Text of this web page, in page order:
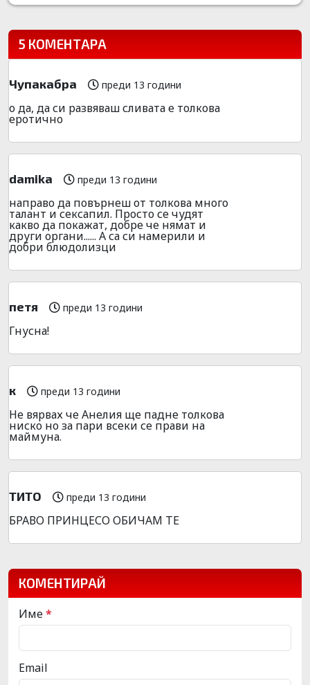
5 КОМЕНТАРА
Чупакабра преди 13 години
о да, да си развяваш сливата е толкова
еротично
damika преди 13 години
направо да повърнеш от толкова много
талант и сексапил. Просто се чудят
какво да покажат, добре че нямат и
други органи...... А са си намерили и
добри блюдолизци
петя преди 13 години
Гнусна!
к преди 13 години
Не вярвах че Анелия ще падне толкова
ниско но за пари всеки се прави на
маймуна.
ТИТО преди 13 години
БРАВО ПРИНЦЕСО ОБИЧАМ ТЕ
КОМЕНТИРАЙ
Име*
Email